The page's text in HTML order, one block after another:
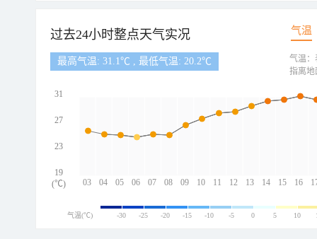
过去24小时整点天气实况 气温
最高气温: 31.1℃ , 最低气温: 20.2℃
03 04 05 06 07 08 09 10 11 12 13 14 15 16
31
27
23
19
(℃)
气温：
指离地
气温(℃) -30 -25 -20 -15 -10 -5 0 5 10